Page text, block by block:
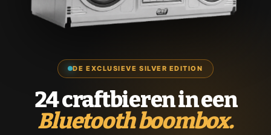
DE EXCLUSIEVE SILVER EDITION
24 craftbieren in een
Bluetooth boombox.